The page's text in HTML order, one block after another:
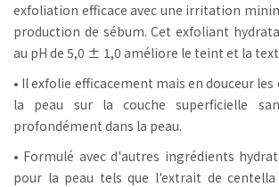
exfoliation efficace avec une irritation
production de sébum. Cet exfoliant
au pH de 5,0 ± 1,0 améliore le teint et la
• Il exfolie efficacement mais en douceur
la peau sur la couche superficielle
profondément dans la peau.
• Formulé avec d'autres ingrédients
pour la peau tels que l'extrait de centella